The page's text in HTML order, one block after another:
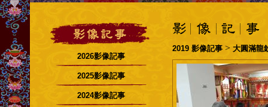
2026影像記事
2025影像記事
2024影像記事
2019 影像記事 > 大圓滿龍